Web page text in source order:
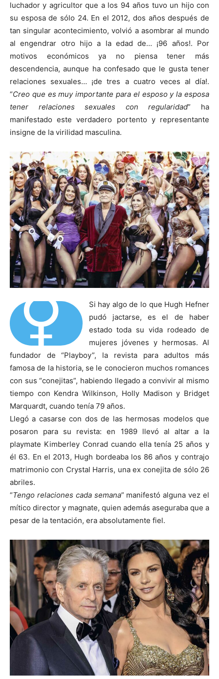
luchador y agricultor que a los 94 años tuvo un hijo con
su esposa de sólo 24. En el 2012, dos años después de
tan singular acontecimiento, volvió a asombrar al mundo
al engendrar otro hijo a la edad de… ¡96 años!. Por
motivos económicos ya no piensa tener más
descendencia, aunque ha confesado que le gusta tener
relaciones sexuales… ¡de tres a cuatro veces al día!.
“Creo que es muy importante para el esposo y la esposa
tener relaciones sexuales con regularidad” ha
manifestado este verdadero portento y representante
insigne de la virilidad masculina.
⚥
Si hay algo de lo que Hugh Hefner
pudó jactarse, es el de haber
estado toda su vida rodeado de
mujeres jóvenes y hermosas. Al
fundador de “Playboy”, la revista para adultos más
famosa de la historia, se le conocieron muchos romances
con sus “conejitas”, habiendo llegado a convivir al mismo
tiempo con Kendra Wilkinson, Holly Madison y Bridget
Marquardt, cuando tenía 79 años.
Llegó a casarse con dos de las hermosas modelos que
posaron para su revista: en 1989 llevó al altar a la
playmate Kimberley Conrad cuando ella tenía 25 años y
él 63. En el 2013, Hugh bordeaba los 86 años y contrajo
matrimonio con Crystal Harris, una ex conejita de sólo 26
abriles.
“Tengo relaciones cada semana” manifestó alguna vez el
mítico director y magnate, quien además aseguraba que a
pesar de la tentación, era absolutamente fiel.